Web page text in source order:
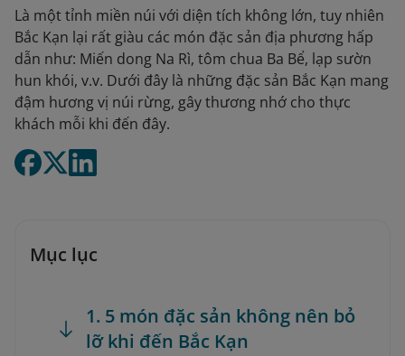
Là một tỉnh miền núi với diện tích không lớn, tuy nhiên
Bắc Kạn lại rất giàu các món đặc sản địa phương hấp
dẫn như: Miến dong Na Rì, tôm chua Ba Bể, lạp sườn
hun khói, v.v. Dưới đây là những đặc sản Bắc Kạn mang
đậm hương vị núi rừng, gây thương nhớ cho thực
khách mỗi khi đến đây.
Mục lục
1. 5 món đặc sản không nên bỏ
lỡ khi đến Bắc Kạn